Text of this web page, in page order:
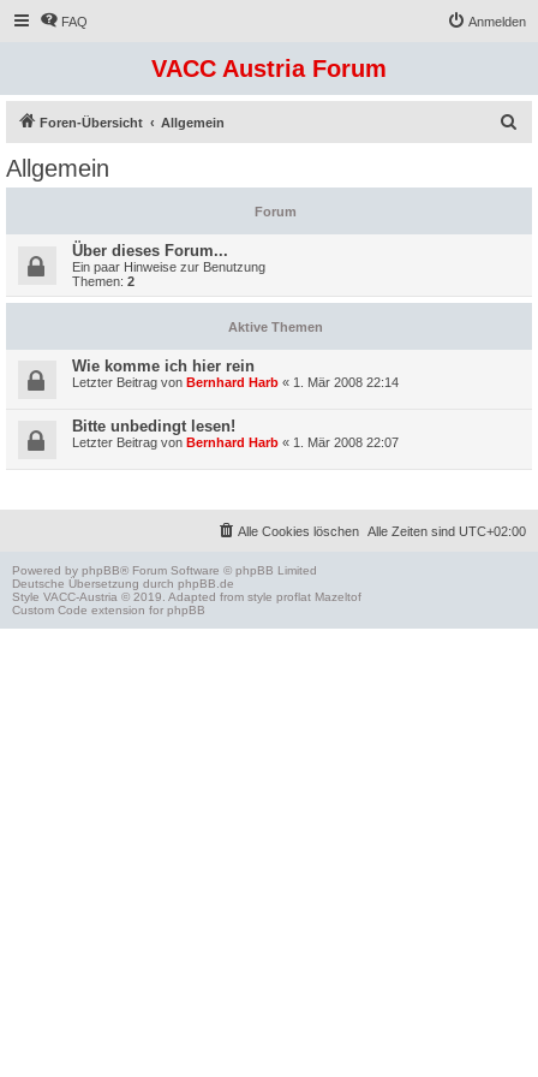
FAQ Anmelden
VACC Austria Forum
Foren-Übersicht Allgemein
e
Allgemein
Forum
Über dieses Forum...
Ein paar Hinweise zur Benutzung
Themen: 2
Aktive Themen
Wie komme ich hier rein
Letzter Beitrag von Bernhard Harb « 1. Mär 2008 22:14
Bitte unbedingt lesen!
Letzter Beitrag von Bernhard Harb « 1. Mär 2008 22:07
Alle Zeiten sind UTC+02:00
Alle Cookies löschen
Powered by phpBB® Forum Software © phpBB Limited
Deutsche Übersetzung durch phpBB.de
Style VACC-Austria © 2019. Adapted from style proflat Mazeltof
Custom Code extension for phpBB